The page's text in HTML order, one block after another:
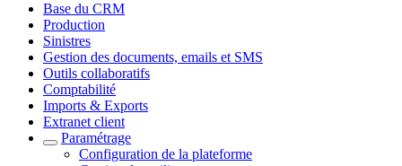
Base du CRM
Production
Sinistres
Gestion des documents, emails et SMS
Outils collaboratifs
Comptabilité
Imports & Exports
Extranet client
Paramétrage
Configuration de la plateforme